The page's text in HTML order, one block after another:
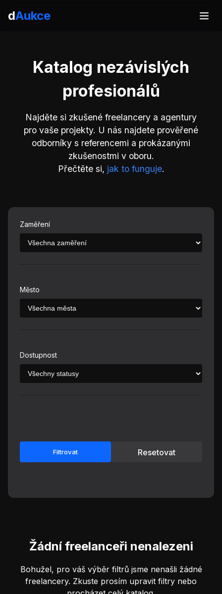
dAukce
Katalog nezávislých
profesionálů
Najděte si zkušené freelancery a agentury
pro vaše projekty. U nás najdete prověřené
odborníky s referencemi a prokázanými
zkušenostmi v oboru.
Přečtěte si, jak to funguje.
Zaměření
Město
Dostupnost
Filtrovat Resetovat
Žádní freelanceři nenalezeni
Bohužel, pro váš výběr filtrů jsme nenašli žádné
freelancery. Zkuste prosím upravit filtry nebo